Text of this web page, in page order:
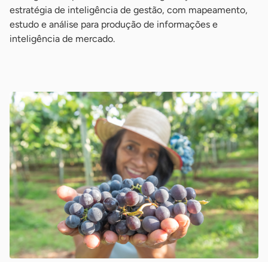
estratégia de inteligência de gestão, com mapeamento,
estudo e análise para produção de informações e
inteligência de mercado.